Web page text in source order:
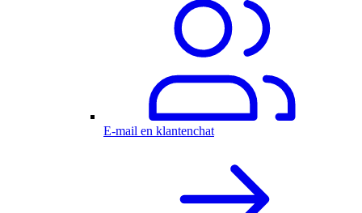
E-mail en klantenchat